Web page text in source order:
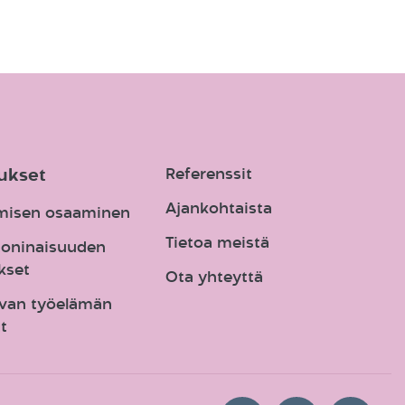
osaaminen
työelämän
Referenssit
Ajankohtaista
Tietoa meistä
Ota yhteyttä